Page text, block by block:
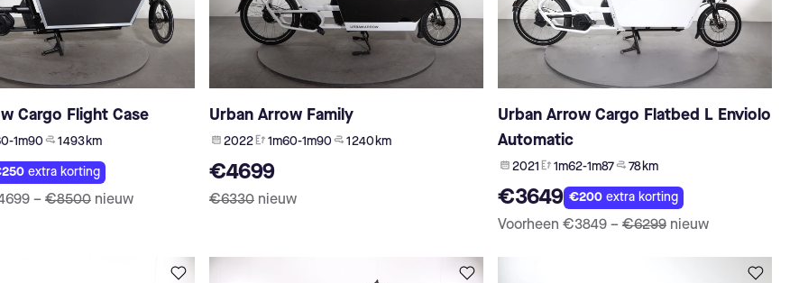
Cargo Flight Case
1m90 1 493 km
extra korting
– €8500 nieuw
Urban Arrow Family
2022 1m60-1m90 1 240 km
€4699
€6330 nieuw
Urban Arrow Cargo Flatbed L Enviolo
Automatic
2021 1m62-1m87 78 km
€3649 €200extra korting
Voorheen €3849 – €6299 nieuw